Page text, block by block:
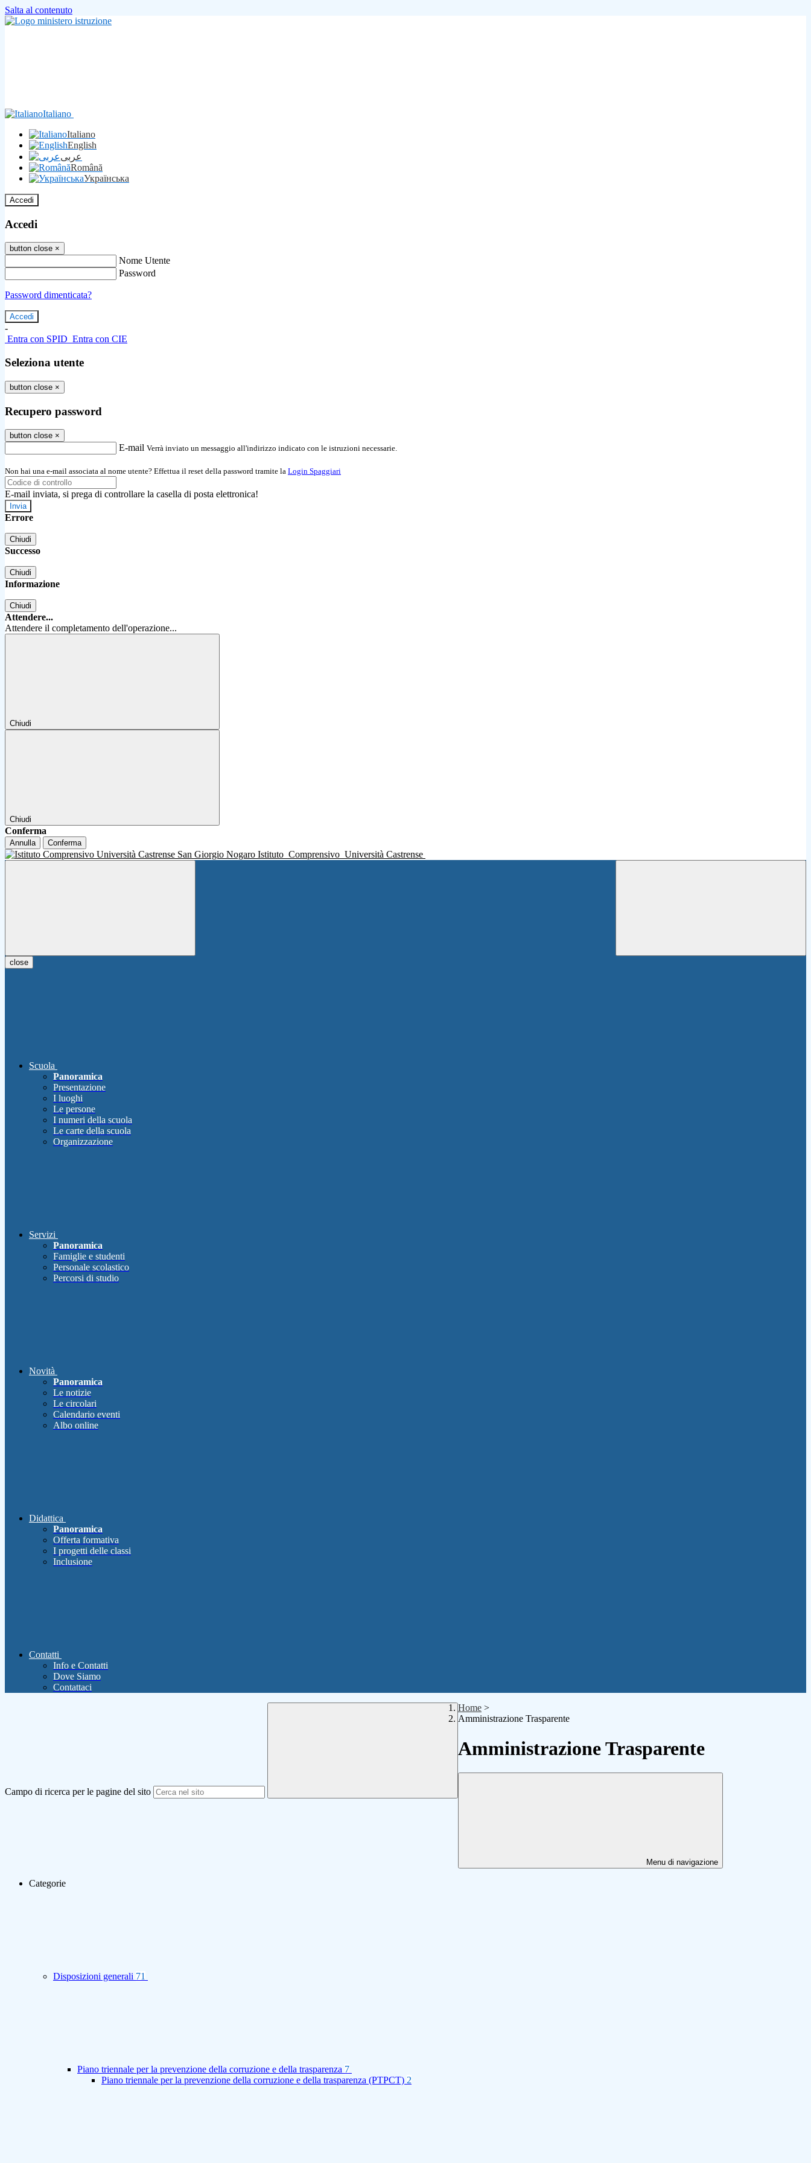
Salta al contenuto
Italiano
Italiano
English
عربى
Română
Українська
Accedi
Accedi
button close ×
Nome Utente
Password
Password dimenticata?
-
Entra con SPID Entra con CIE
Seleziona utente
button close ×
Recupero password
button close ×
E-mail Verrà inviato un messaggio all'indirizzo indicato con le istruzioni necessarie.
Non hai una e-mail associata al nome utente? Effettua il reset della password tramite la Login Spaggiari
E-mail inviata, si prega di controllare la casella di posta elettronica!
Errore
Chiudi
Successo
Chiudi
Informazione
Chiudi
Attendere...
Attendere il completamento dell'operazione...
Chiudi
Chiudi
Conferma
Annulla Conferma
Istituto Comprensivo Università Castrense
close
Scuola
Panoramica
Presentazione
I luoghi
Le persone
I numeri della scuola
Le carte della scuola
Organizzazione
Servizi
Panoramica
Famiglie e studenti
Personale scolastico
Percorsi di studio
Novità
Panoramica
Le notizie
Le circolari
Calendario eventi
Albo online
Didattica
Panoramica
Offerta formativa
I progetti delle classi
Inclusione
Contatti
Info e Contatti
Dove Siamo
Contattaci
Campo di ricerca per le pagine del sito
Home >
Amministrazione Trasparente
Amministrazione Trasparente
Menu di navigazione
Categorie
Disposizioni generali 71
Piano triennale per la prevenzione della corruzione e della trasparenza 7
Piano triennale per la prevenzione della corruzione e della trasparenza (PTPCT) 2